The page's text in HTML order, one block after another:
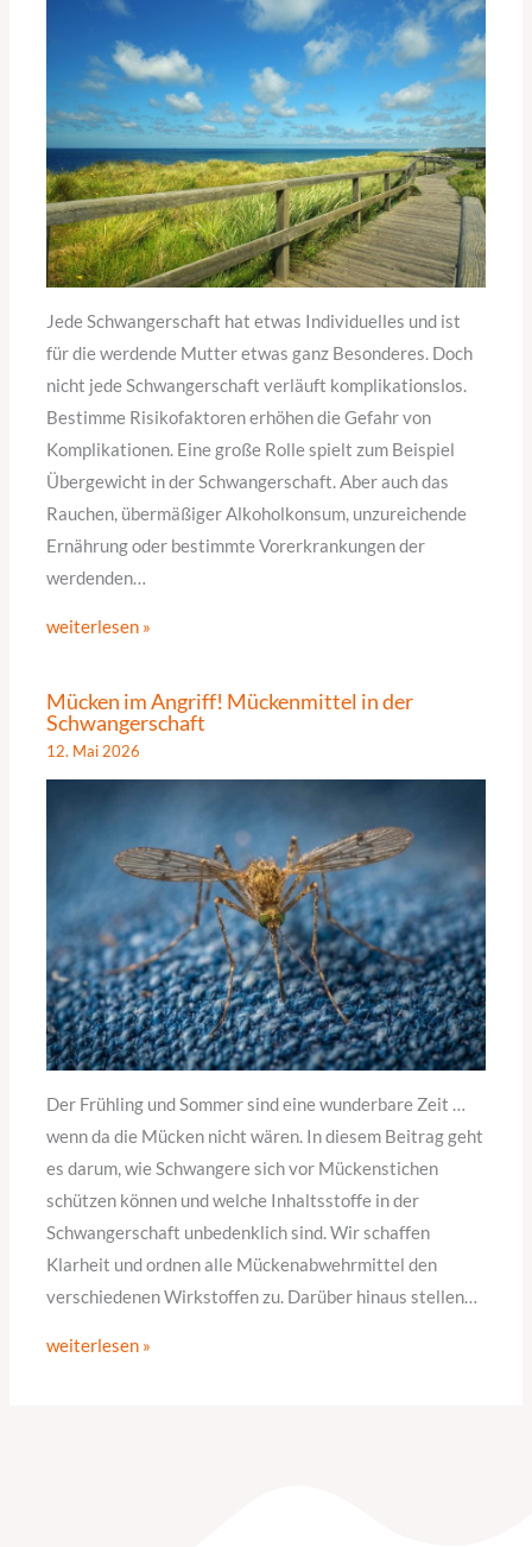
Jede Schwangerschaft hat etwas Individuelles und ist
für die werdende Mutter etwas ganz Besonderes. Doch
nicht jede Schwangerschaft verläuft komplikationslos.
Bestimme Risikofaktoren erhöhen die Gefahr von
Komplikationen. Eine große Rolle spielt zum Beispiel
Übergewicht in der Schwangerschaft. Aber auch das
Rauchen, übermäßiger Alkoholkonsum, unzureichende
Ernährung oder bestimmte Vorerkrankungen der
werdenden…
weiterlesen »
Mücken im Angriff! Mückenmittel in der
Schwangerschaft
12. Mai 2026
Der Frühling und Sommer sind eine wunderbare Zeit …
wenn da die Mücken nicht wären. In diesem Beitrag geht
es darum, wie Schwangere sich vor Mückenstichen
schützen können und welche Inhaltsstoffe in der
Schwangerschaft unbedenklich sind. Wir schaffen
Klarheit und ordnen alle Mückenabwehrmittel den
verschiedenen Wirkstoffen zu. Darüber hinaus stellen…
weiterlesen »